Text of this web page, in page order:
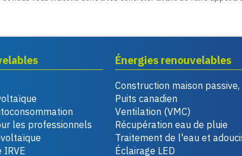
les professionnels
IRVE
Énergies renouvelables
Construction maison passive,
Puits canadien
Ventilation (VMC)
Récupération eau de pluie
Traitement de l'eau et
Éclairage LED